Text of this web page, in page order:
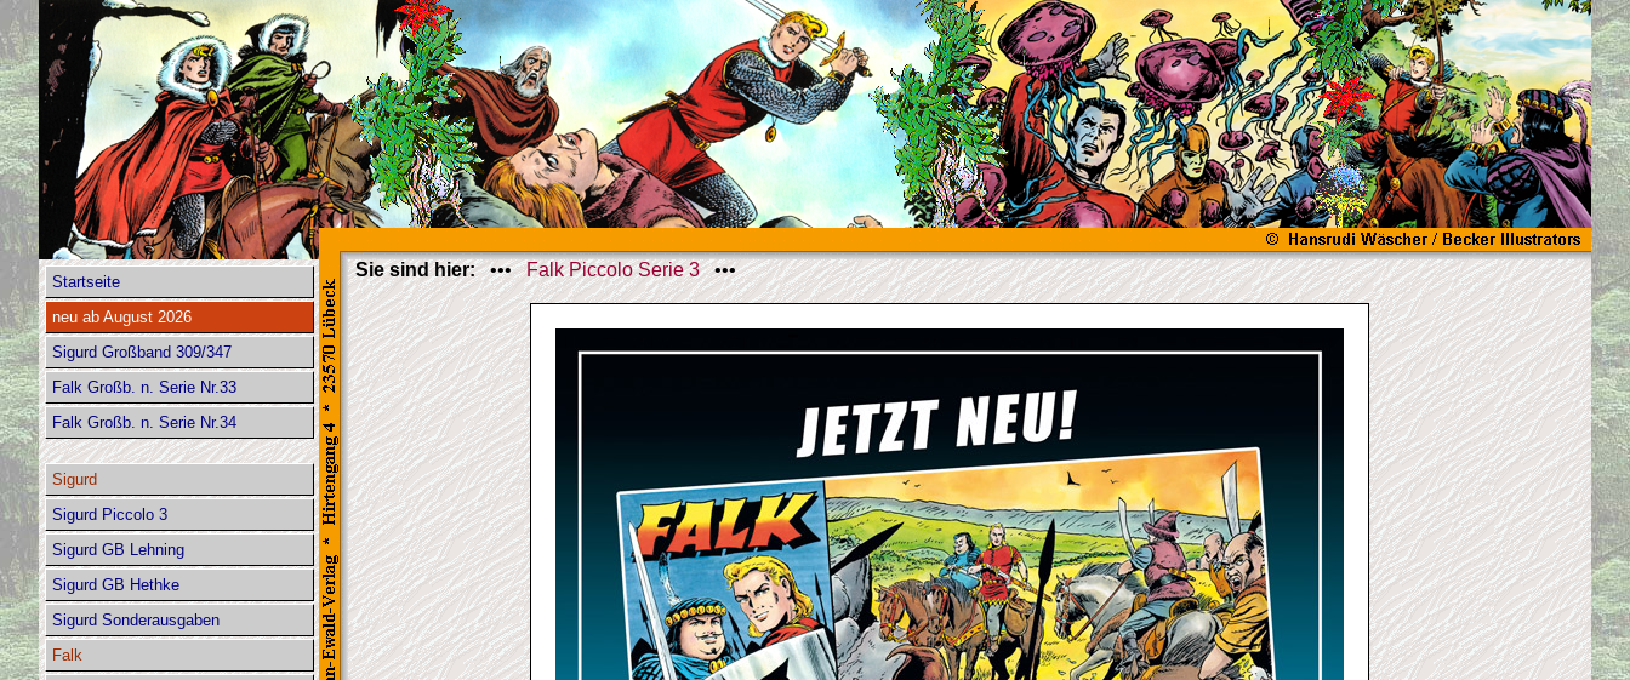
Startseite
neu ab August 2026
Sigurd Großband 309/347
Falk Großb. n. Serie Nr.33
Falk Großb. n. Serie Nr.34
Sigurd
Sigurd Piccolo 3
Sigurd GB Lehning
Sigurd GB Hethke
Sigurd Sonderausgaben
Falk
Sie sind hier:•••Falk Piccolo Serie 3•••